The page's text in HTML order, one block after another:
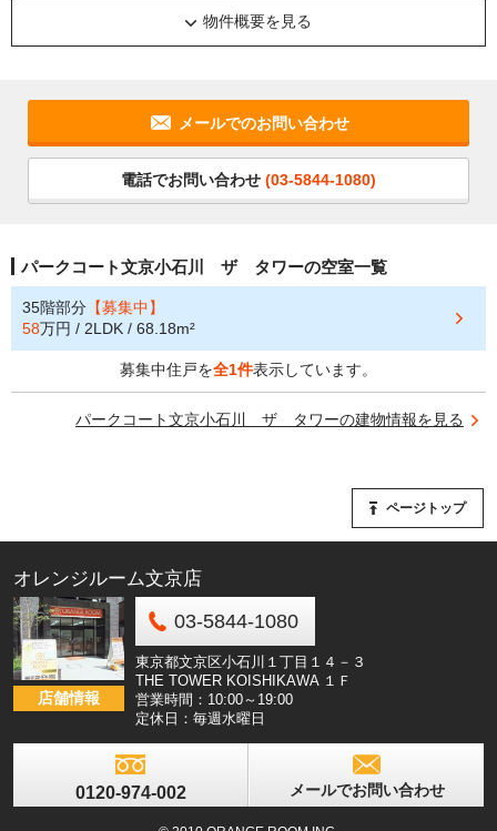
物件概要を見る
メールでのお問い合わせ
電話でお問い合わせ (03-5844-1080)
パークコート文京小石川 ザ タワーの空室一覧
35階部分 【募集中】
58万円 / 2LDK / 68.18m²
募集中住戸を全1件表示しています。
パークコート文京小石川 ザ タワーの建物情報を見る
ページトップ
オレンジルーム文京店
店舗情報
03-5844-1080
東京都文京区小石川１丁目１４－３
THE TOWER KOISHIKAWA １Ｆ
営業時間：10:00～19:00
定休日：毎週水曜日
0120-974-002 メールでお問い合わせ